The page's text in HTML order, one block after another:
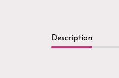
Description